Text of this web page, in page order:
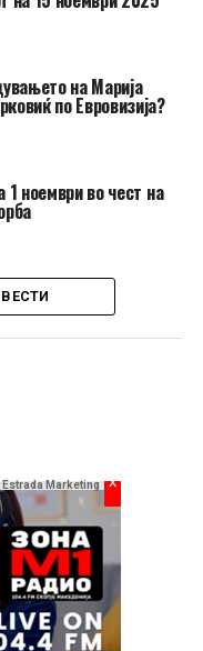
на Марија
по Евровизија?
1 ноември во чест на
Marketing x